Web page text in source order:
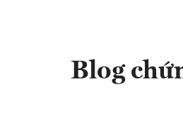
Blog